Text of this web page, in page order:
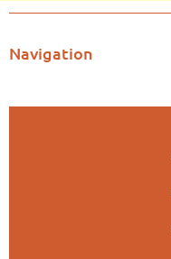
Navigation